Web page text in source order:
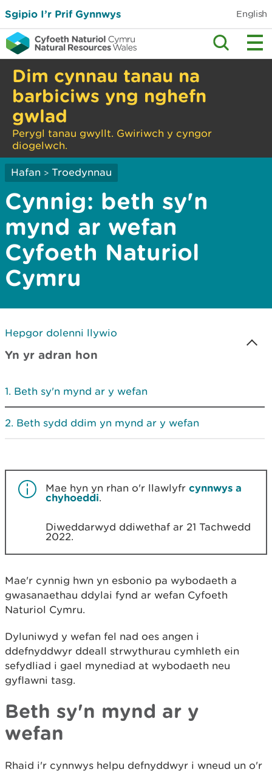
Sgipio I’r Prif Gynnwys English
Dim cynnau tanau na
barbiciws yng nghefn
gwlad
Perygl tanau gwyllt. Gwiriwch y cyngor
diogelwch.
Hafan > Troedynnau
Cynnig: beth sy'n
mynd ar wefan
Cyfoeth Naturiol
Cymru
Hepgor dolenni llywio
Yn yr adran hon
Beth sy'n mynd ar y wefan
Beth sydd ddim yn mynd ar y wefan
Mae hyn yn rhan o'r llawlyfr cynnwys a
chyhoeddi.
Diweddarwyd ddiwethaf ar 21 Tachwedd
2022.
Mae'r cynnig hwn yn esbonio pa wybodaeth a
gwasanaethau ddylai fynd ar wefan Cyfoeth
Naturiol Cymru.
Dyluniwyd y wefan fel nad oes angen i
ddefnyddwyr ddeall strwythurau cymhleth ein
sefydliad i gael mynediad at wybodaeth neu
gyflawni tasg.
Beth sy'n mynd ar y
wefan
Rhaid i'r cynnwys helpu defnyddwyr i wneud un o'r